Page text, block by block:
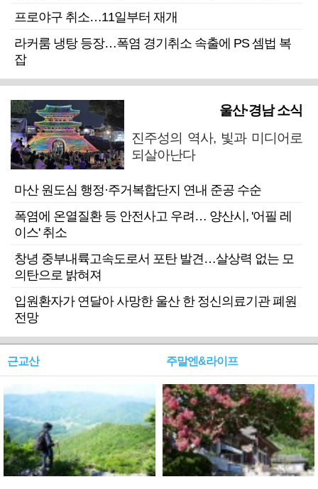
프로야구 취소…11일부터 재개
라커룸 냉탕 등장…폭염 경기취소 속출에 PS 셈법 복
잡
울산·경남 소식
진주성의 역사, 빛과 미디어로
되살아난다
마산 원도심 행정·주거복합단지 연내 준공 수순
폭염에 온열질환 등 안전사고 우려… 양산시, '어필 레
이스' 취소
창녕 중부내륙고속도로서 포탄 발견…살상력 없는 모
의탄으로 밝혀져
입원환자가 연달아 사망한 울산 한 정신의료기관 폐원
전망
근교산 주말엔&라이프